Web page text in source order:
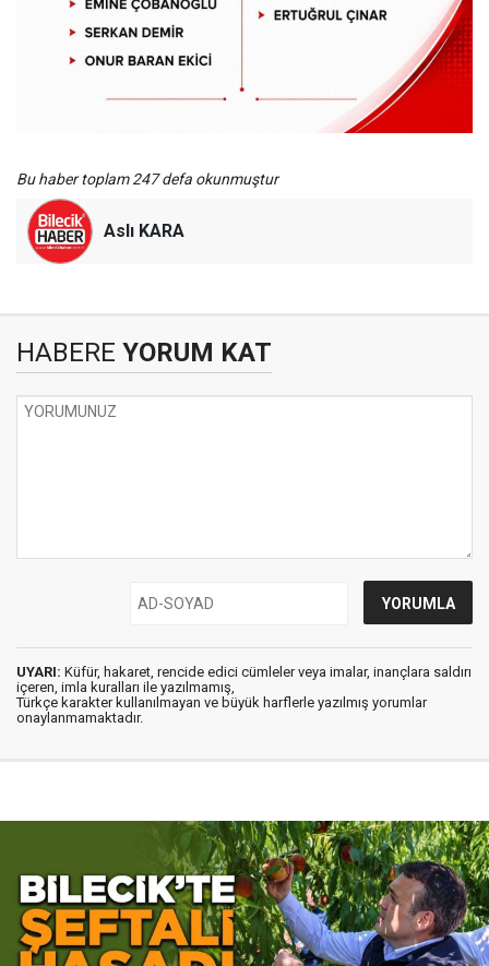
Bu haber toplam 247 defa okunmuştur
Aslı KARA
HABERE YORUM KAT
UYARI: Küfür, hakaret, rencide edici cümleler veya imalar, inançlara saldırı
içeren, imla kuralları ile yazılmamış,
Türkçe karakter kullanılmayan ve büyük harflerle yazılmış yorumlar
onaylanmamaktadır.